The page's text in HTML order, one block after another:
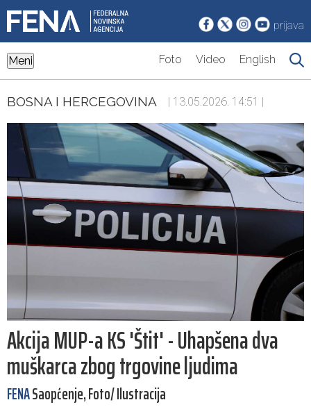
prijava
Meni Foto Video English
BOSNA I HERCEGOVINA | 13.05.2026. 14:51 |
Akcija MUP-a KS 'Štit' - Uhapšena dva
muškarca zbog trgovine ljudima
FENASaopćenje, Foto/ Ilustracija